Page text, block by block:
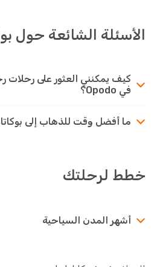
الأسئلة الشائعة حول
كيف يمكنني العثور على رحلات
في Opodo؟
ما أفضل وقت للذهاب إلى
خطط لرحلتك
أشهر المدن السياحية